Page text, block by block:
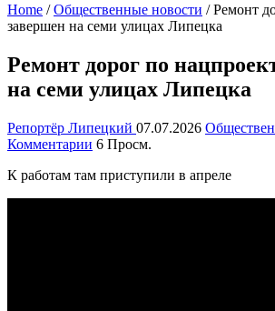
Home / Общественные новости / Ремонт
завершен на семи улицах Липецка
Ремонт дорог по
на семи улицах Липецка
Репортёр Липецкий 07.07.2026
Комментарии 6 Просм.
К работам там приступили в апреле